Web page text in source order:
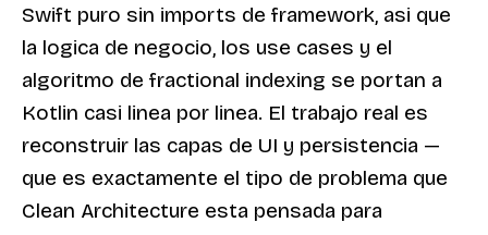
Swift puro sin imports de framework, asi que
la logica de negocio, los use cases y el
algoritmo de fractional indexing se portan a
Kotlin casi linea por linea. El trabajo real es
reconstruir las capas de UI y persistencia —
que es exactamente el tipo de problema que
Clean Architecture esta pensada para